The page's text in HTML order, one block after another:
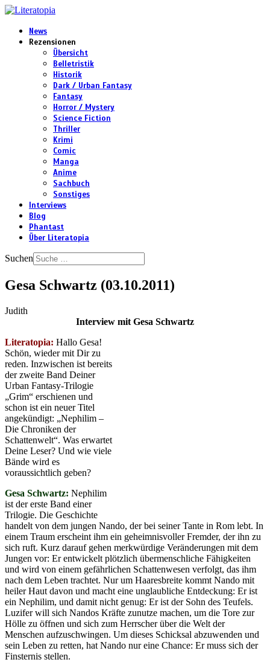
News
Rezensionen
Übersicht
Belletristik
Historik
Dark / Urban Fantasy
Fantasy
Horror / Mystery
Science Fiction
Thriller
Krimi
Comic
Manga
Anime
Sachbuch
Sonstiges
Interviews
Blog
Phantast
Über Literatopia
Suchen
Gesa Schwartz (03.10.2011)
Judith
Interview mit Gesa Schwartz
Literatopia: Hallo Gesa!
Schön, wieder mit Dir zu
reden. Inzwischen ist bereits
der zweite Band Deiner
Urban Fantasy-Trilogie
„Grim“ erschienen und
schon ist ein neuer Titel
angekündigt: „Nephilim –
Die Chroniken der
Schattenwelt“. Was erwartet
Deine Leser? Und wie viele
Bände wird es
voraussichtlich geben?
Gesa Schwartz: Nephilim
ist der erste Band einer
Trilogie. Die Geschichte
handelt von dem jungen Nando, der bei seiner Tante in Rom lebt. In
einem Traum erscheint ihm ein geheimnisvoller Fremder, der ihn zu
sich ruft. Kurz darauf gehen merkwürdige Veränderungen mit dem
Jungen vor: Er entwickelt plötzlich übermenschliche Fähigkeiten
und wird von einem gefährlichen Schattenwesen verfolgt, das ihm
nach dem Leben trachtet. Nur um Haaresbreite kommt Nando mit
heiler Haut davon und macht eine unglaubliche Entdeckung: Er ist
ein Nephilim, und damit nicht genug: Er ist der Sohn des Teufels.
Luzifer will sich Nandos Kräfte zunutze machen, um die Tore zur
Hölle zu öffnen und sich zum Herrscher über die Welt der
Menschen aufzuschwingen. Um dieses Schicksal abzuwenden und
sein Leben zu retten, hat Nando nur eine Chance: Er muss sich der
Finsternis stellen.